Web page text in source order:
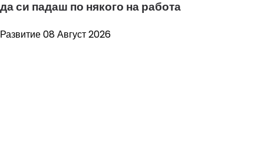
да си падаш по някого на работа
Развитие08 Август 2026